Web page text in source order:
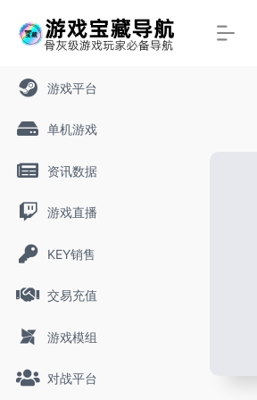
游戏平台
单机游戏
资讯数据
游戏直播
KEY销售
交易充值
游戏模组
对战平台